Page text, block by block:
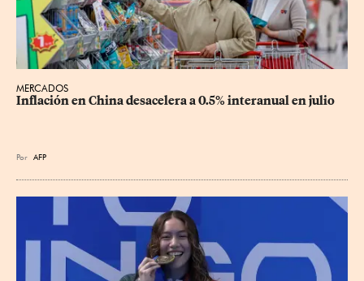
MERCADOS
Inflación en China desacelera a 0.5% interanual en julio
Por AFP